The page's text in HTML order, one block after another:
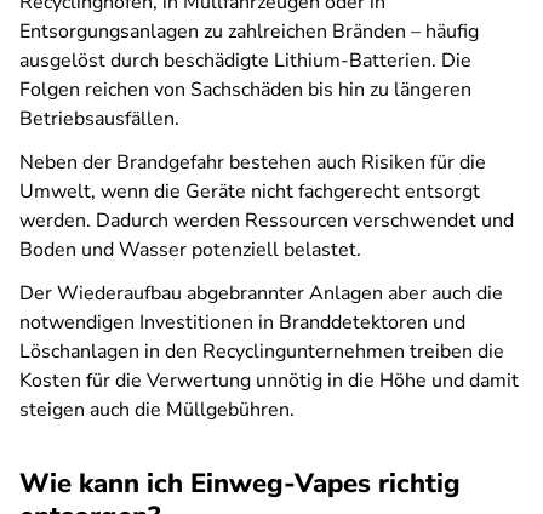
Entsorgungsanlagen zu zahlreichen Bränden – häufig
ausgelöst durch beschädigte Lithium-Batterien. Die
Folgen reichen von Sachschäden bis hin zu längeren
Betriebsausfällen.
Neben der Brandgefahr bestehen auch Risiken für die
Umwelt, wenn die Geräte nicht fachgerecht entsorgt
werden. Dadurch werden Ressourcen verschwendet und
Boden und Wasser potenziell belastet.
Der Wiederaufbau abgebrannter Anlagen aber auch die
notwendigen Investitionen in Branddetektoren und
Löschanlagen in den Recyclingunternehmen treiben die
Kosten für die Verwertung unnötig in die Höhe und damit
steigen auch die Müllgebühren.
Wie kann ich Einweg-Vapes richtig